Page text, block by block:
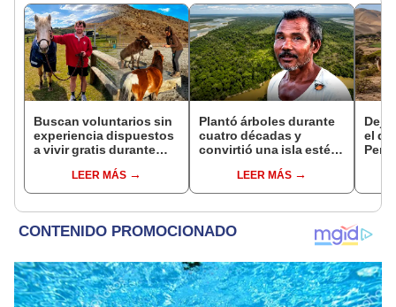
Buscan voluntarios sin
experiencia dispuestos
a vivir gratis durante
cuidar caballos, burros
y otros animales
LEER MÁS
Plantó árboles durante
cuatro décadas y
convirtió una isla estéril
hoy supera casi seis
veces al Parque de las
LEER MÁS
Dejó
el